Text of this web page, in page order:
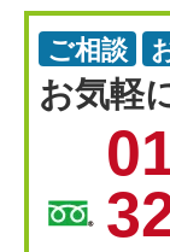
ご相談
お気軽